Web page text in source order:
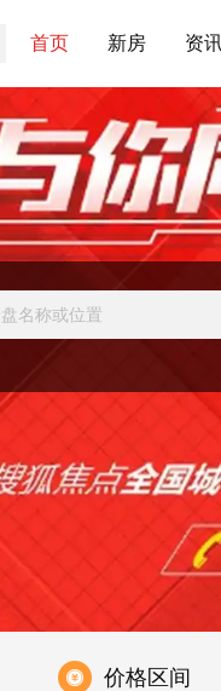
首页 新房 资
价格区间